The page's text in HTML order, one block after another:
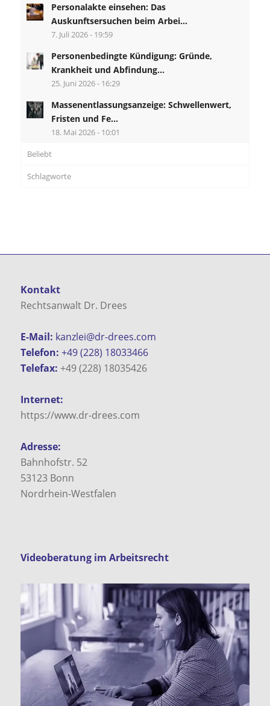
Personalakte einsehen: Das
Auskunftsersuchen beim Arbei...
7. Juli 2026 - 19:59
Personenbedingte Kündigung: Gründe,
Krankheit und Abfindung...
25. Juni 2026 - 16:29
Massenentlassungsanzeige: Schwellenwert,
Fristen und Fe...
18. Mai 2026 - 10:01
Beliebt
Schlagworte
Kontakt
Rechtsanwalt Dr. Drees
E-Mail: kanzlei@dr-drees.com
Telefon: +49 (228) 18033466
Telefax: +49 (228) 18035426
Internet:
https://www.dr-drees.com
Adresse:
Bahnhofstr. 52
53123Bonn
Nordrhein-Westfalen
Videoberatung im Arbeitsrecht